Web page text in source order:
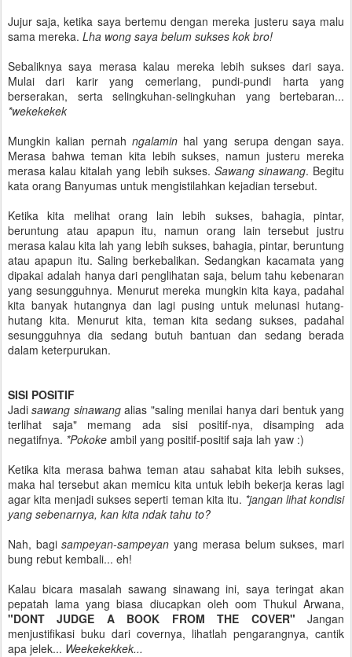
Jujur saja, ketika saya bertemu dengan mereka justeru saya malu
sama mereka. Lha wong saya belum sukses kok bro!
Sebaliknya saya merasa kalau mereka lebih sukses dari saya.
Mulai dari karir yang cemerlang, pundi-pundi harta yang
berserakan, serta selingkuhan-selingkuhan yang bertebaran...
*wekekekek
Mungkin kalian pernah ngalaminhal yang serupa dengan saya.
Merasa bahwa teman kita lebih sukses, namun justeru mereka
merasa kalau kitalah yang lebih sukses. Sawang sinawang. Begitu
kata orang Banyumas untuk mengistilahkan kejadian tersebut.
Ketika kita melihat orang lain lebih sukses, bahagia, pintar,
beruntung atau apapun itu, namun orang lain tersebut justru
merasa kalau kita lah yang lebih sukses, bahagia, pintar, beruntung
atau apapun itu. Saling berkebalikan. Sedangkan kacamata yang
dipakai adalah hanya dari penglihatan saja, belum tahu kebenaran
yang sesungguhnya. Menurut mereka mungkin kita kaya, padahal
kita banyak hutangnya dan lagi pusing untuk melunasi hutang-
hutang kita. Menurut kita, teman kita sedang sukses, padahal
sesungguhnya dia sedang butuh bantuan dan sedang berada
dalam keterpurukan.
SISI POSITIF
Jadisawang sinawangalias "saling menilai hanya dari bentuk yang
terlihat saja" memang ada sisi positif-nya, disamping ada
negatifnya. *Pokoke ambil yang positif-positif saja lah yaw :)
Ketika kita merasa bahwa teman atau sahabat kita lebih sukses,
maka hal tersebut akan memicu kita untuk lebih bekerja keras lagi
agar kita menjadi sukses seperti teman kita itu. *jangan lihat kondisi
yang sebenarnya, kan kita ndak tahu to?
Nah, bagisampeyan-sampeyan yang merasa belum sukses, mari
bung rebut kembali... eh!
Kalau bicara masalah sawang sinawang ini, saya teringat akan
pepatah lama yang biasa diucapkan oleh oom Thukul Arwana,
"DONT JUDGE A BOOK FROM THE COVER" Jangan
menjustifikasi buku dari covernya, lihatlah pengarangnya, cantik
apa jelek... Weekekekkek...